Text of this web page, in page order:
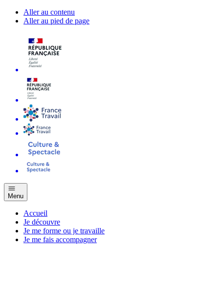
Aller au contenu
Aller au pied de page
Menu
Accueil
Je découvre
Je me forme ou je travaille
Je me fais accompagner